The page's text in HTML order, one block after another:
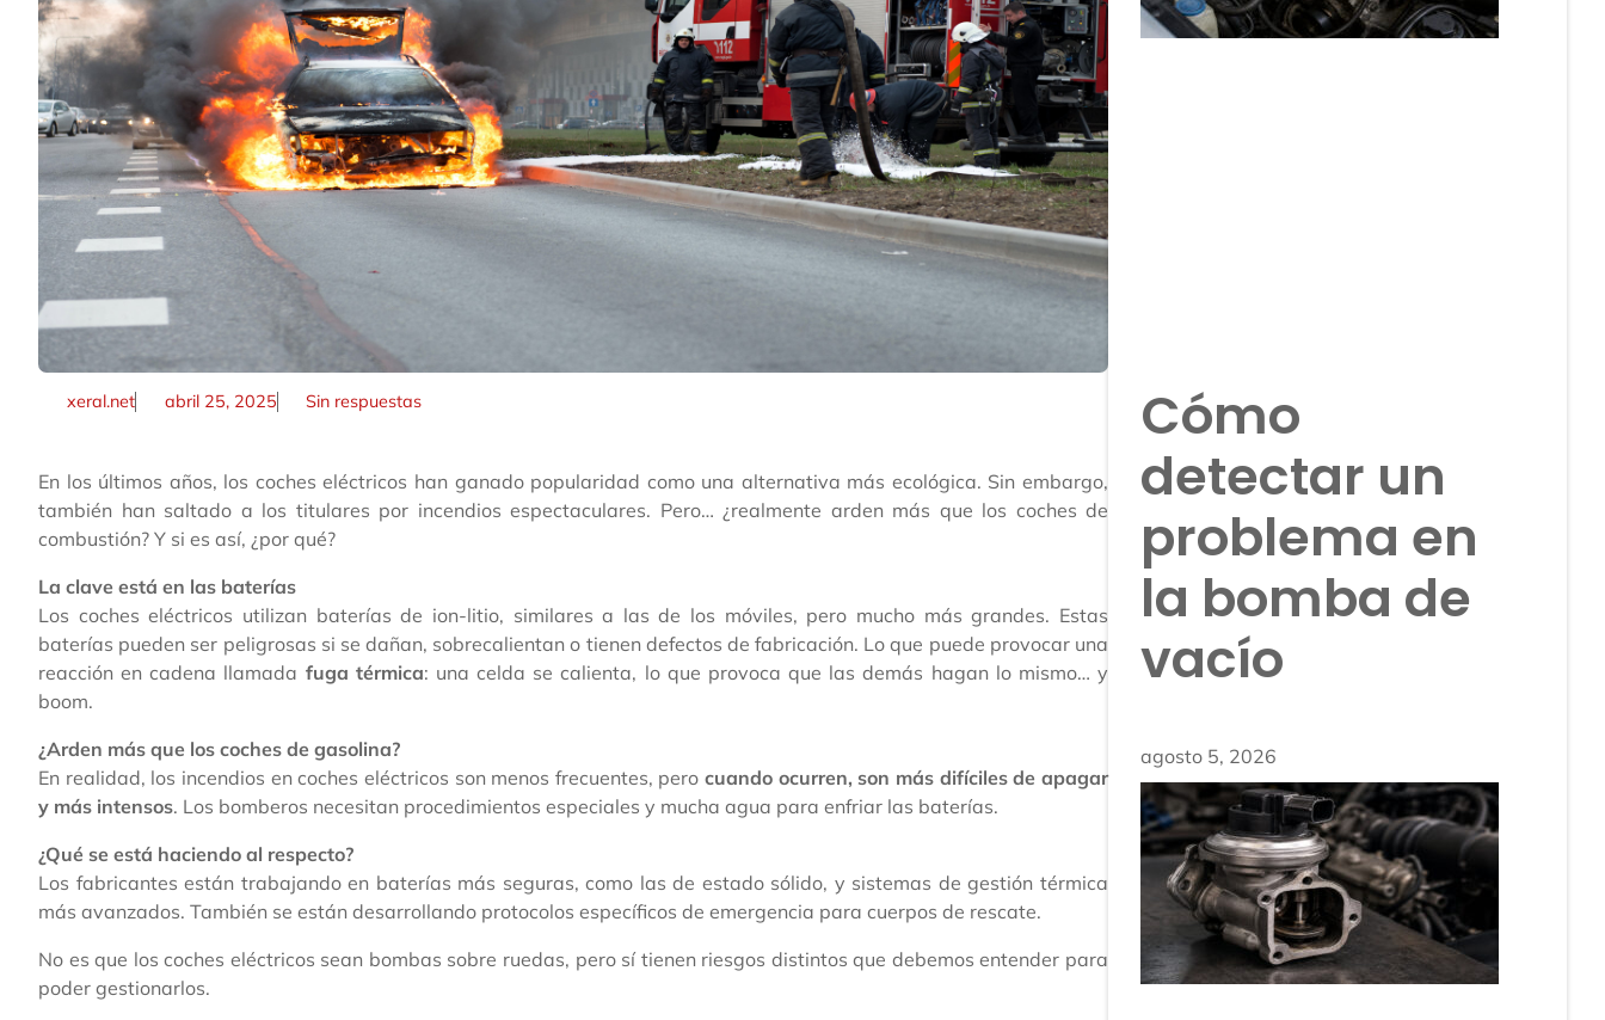
xeral.net abril 25, 2025 Sin respuestas
En los últimos años, los coches eléctricos han ganado popularidad como una alternativa más ecológica. Sin embargo,
también han saltado a los titulares por incendios espectaculares. Pero… ¿realmente arden más que los coches de
combustión? Y si es así, ¿por qué?
La clave está en las baterías
Los coches eléctricos utilizan baterías de ion-litio, similares a las de los móviles, pero mucho más grandes. Estas
baterías pueden ser peligrosas si se dañan, sobrecalientan o tienen defectos de fabricación. Lo que puede provocar una
reacción en cadena llamada fuga térmica: una celda se calienta, lo que provoca que las demás hagan lo mismo… y
boom.
¿Arden más que los coches de gasolina?
En realidad, los incendios en coches eléctricos son menos frecuentes, perocuando ocurren, son más difíciles de apagar
y más intensos. Los bomberos necesitan procedimientos especiales y mucha agua para enfriar las baterías.
¿Qué se está haciendo al respecto?
Los fabricantes están trabajando en baterías más seguras, como las de estado sólido, y sistemas de gestión térmica
más avanzados. También se están desarrollando protocolos específicos de emergencia para cuerpos de rescate.
No es que los coches eléctricos sean bombas sobre ruedas, pero sí tienen riesgos distintos que debemos entender para
poder gestionarlos.
Cómo
detectar un
problema en
la bomba de
vacío
agosto 5, 2026